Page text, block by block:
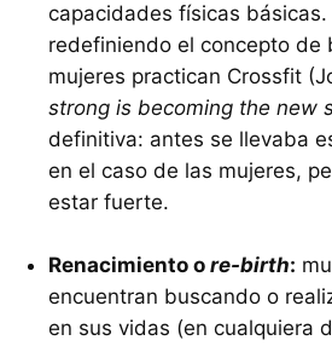
capacidades físicas
redefiniendo el concepto de
mujeres practican Crossfit
strong is becoming the new
definitiva: antes se llevaba
en el caso de las mujeres,
estar fuerte.
Renacimiento o re-birth:
encuentran buscando o
en sus vidas (en cualquiera